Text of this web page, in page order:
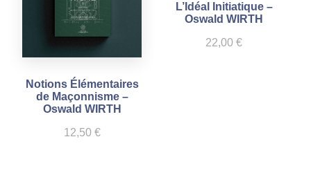
Notions Élémentaires
de Maçonnisme –
Oswald WIRTH
12,50 €
L’Idéal Initiatique –
Oswald WIRTH
22,00€